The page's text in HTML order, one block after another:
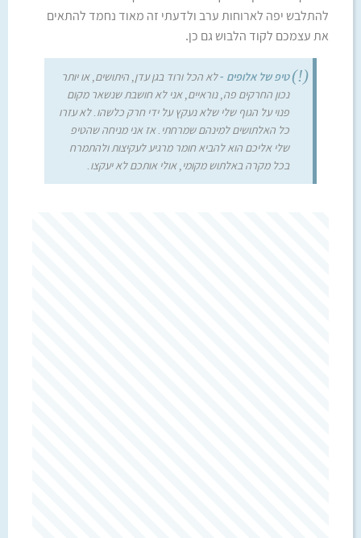
להתלבש יפה לארוחות ערב ולדעתי זה מאוד נחמד להתאים
את עצמכם לקוד הלבוש גם כן.
טיפ של אלופים -לא הכל ורוד בגן עדן, היתושים, או יותר
נכון החרקים פה, נוראיים, אני לא חושבת שנשאר מקום
פנוי על הגוף שלי שלא נעקץ על ידי חרק כלשהו. לא עזרו
כל האלתושים למינהם שמרחתי. אז אני מניחה שהטיפ
שלי אליכם הוא להביא חומר מרגיע לעקיצות ולהתמרח
בכל מקרה באלתוש מקומי, אולי אותכם לא יעקצו.